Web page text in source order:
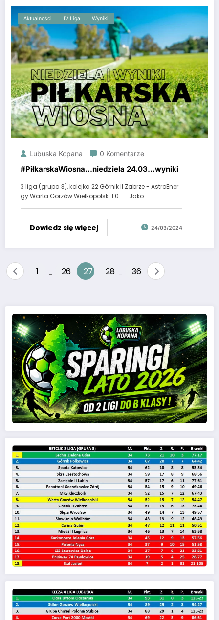
Aktualności IV Liga Wyniki
Lubuska Kopana 0 Komentarze
#PiłkarskaWiosna…niedziela 24.03…wyniki
3 liga (grupa 3), kolejka 22 Górnik II Zabrze - AstroEner
gy Warta Gorzów Wielkopolski 1:0---Jako…
Dowiedz się więcej 24/03/2024
1 26 27 28 36